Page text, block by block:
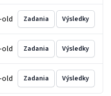
old Zadania Výsledky
old Zadania Výsledky
old Zadania Výsledky